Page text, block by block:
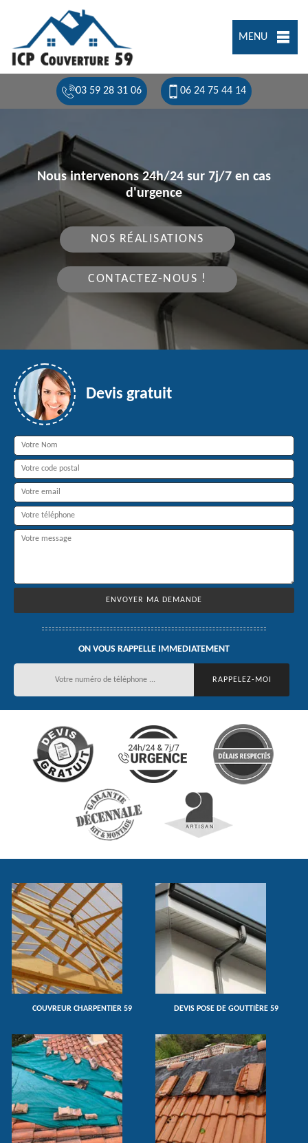
MENU
03 59 28 31 06 06 24 75 44 14
Nous intervenons 24h/24 sur 7j/7 en cas
d'urgence
NOS RÉALISATIONS
CONTACTEZ-NOUS !
Devis gratuit
ON VOUS RAPPELLE IMMEDIATEMENT
COUVREUR CHARPENTIER 59 DEVIS POSE DE GOUTTIÈRE 59